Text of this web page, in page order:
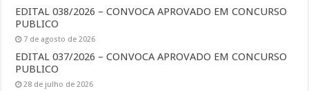
EDITAL 038/2026 – CONVOCA APROVADO EM CONCURSO
PUBLICO
7 de agosto de 2026
EDITAL 037/2026 – CONVOCA APROVADO EM CONCURSO
PUBLICO
28 de julho de 2026